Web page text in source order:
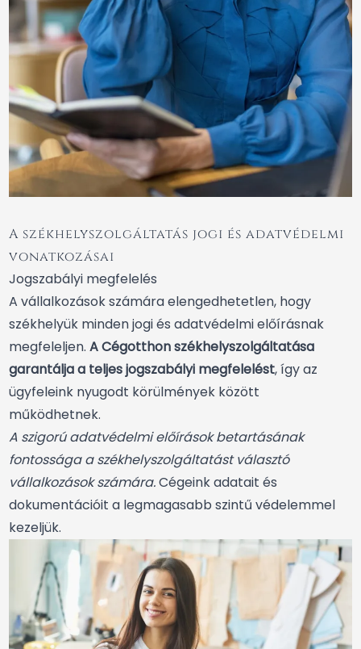
A székhelyszolgáltatás jogi és adatvédelmi
vonatkozásai
Jogszabályi megfelelés
A vállalkozások számára elengedhetetlen, hogy
székhelyük minden jogi és adatvédelmi előírásnak
megfeleljen. A Cégotthon székhelyszolgáltatása
garantálja a teljes jogszabályi megfelelést, így az
ügyfeleink nyugodt körülmények között
működhetnek.
A szigorú adatvédelmi előírások betartásának
fontossága a székhelyszolgáltatást választó
vállalkozások számára.Cégeink adatait és
dokumentációit a legmagasabb szintű védelemmel
kezeljük.